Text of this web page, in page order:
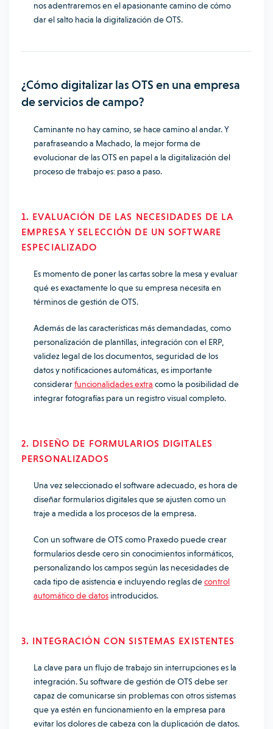
nos adentraremos en el apasionante camino de cómo
dar el salto hacia la digitalización de OTS.
¿Cómo digitalizar las OTS en una empresa
de servicios de campo?
Caminante no hay camino, se hace camino al andar. Y
parafraseando a Machado, la mejor forma de
evolucionar de las OTS en papel a la digitalización del
proceso de trabajo es: paso a paso.
1. EVALUACIÓN DE LAS NECESIDADES DE LA
EMPRESA Y SELECCIÓN DE UN SOFTWARE
ESPECIALIZADO
Es momento de poner las cartas sobre la mesa y evaluar
qué es exactamente lo que su empresa necesita en
términos de gestión de OTS.
Además de las características más demandadas, como
personalización de plantillas, integración con el ERP,
validez legal de los documentos, seguridad de los
datos y notificaciones automáticas, es importante
considerarfuncionalidades extra como la posibilidad de
integrar fotografías para un registro visual completo.
2. DISEÑO DE FORMULARIOS DIGITALES
PERSONALIZADOS
Una vez seleccionado el software adecuado, es hora de
diseñar formularios digitales que se ajusten como un
traje a medida a los procesos de la empresa.
Con un software de OTS como Praxedo puede crear
formularios desde cero sin conocimientos informáticos,
personalizando los campos según las necesidades de
cada tipo de asistencia e incluyendo reglas decontrol
automático de datos introducidos.
3. INTEGRACIÓN CON SISTEMAS EXISTENTES
La clave para un flujo de trabajo sin interrupciones es la
integración. Su software de gestión de OTS debe ser
capaz de comunicarse sin problemas con otros sistemas
que ya estén en funcionamiento en la empresa para
evitar los dolores de cabeza con la duplicación de datos.